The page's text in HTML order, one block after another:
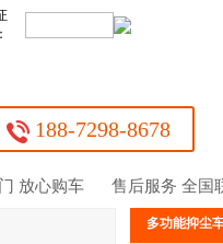
188-7298-8678
放心购车 售后服务 全国
多功能抑尘